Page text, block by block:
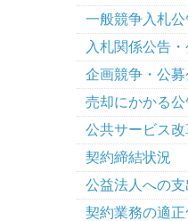
一般競争入札公
入札関係公告
企画競争・公
売却にかかる公
公共サービス
契約締結状況
公益法人への
契約業務の適